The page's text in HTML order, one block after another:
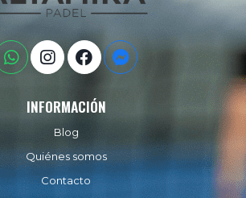
INFORMACIÓN
Blog
Quiénes somos
Contacto